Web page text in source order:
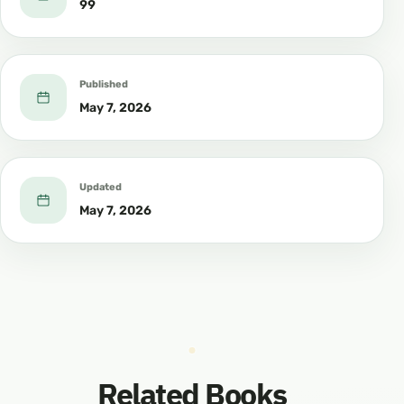
на честь її чистоти та віри.
• Мар’ям, дочка Імрана: мати Іси, мир йому,
приклад чистоти й віри.
та свою честь.
99
Published
May 7, 2026
Updated
May 7, 2026